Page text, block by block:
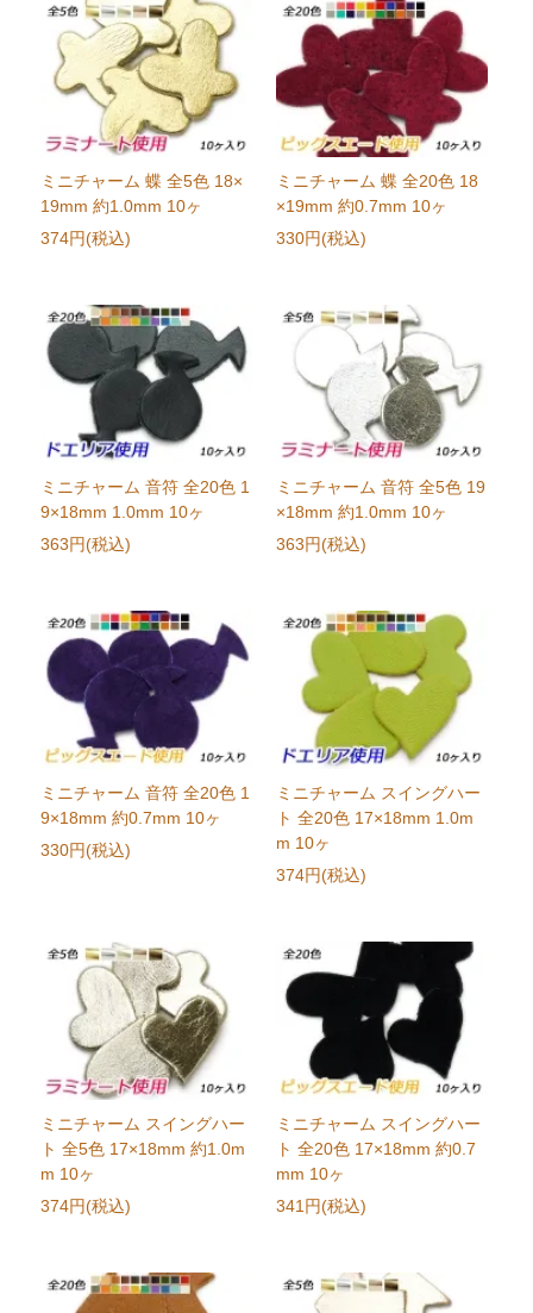
ミニチャーム 蝶 全5色 18×
19mm 約1.0mm 10ヶ
374円(税込)
ミニチャーム 蝶 全20色 18
×19mm 約0.7mm 10ヶ
330円(税込)
ミニチャーム 音符 全20色 1
9×18mm 1.0mm 10ヶ
363円(税込)
ミニチャーム 音符 全5色 19
×18mm 約1.0mm 10ヶ
363円(税込)
ミニチャーム 音符 全20色 1
9×18mm 約0.7mm 10ヶ
330円(税込)
ミニチャーム スイングハー
ト 全20色 17×18mm 1.0m
m 10ヶ
374円(税込)
ミニチャーム スイングハー
ト 全5色 17×18mm 約1.0m
m 10ヶ
374円(税込)
ミニチャーム スイングハー
ト 全20色 17×18mm 約0.7
mm 10ヶ
341円(税込)